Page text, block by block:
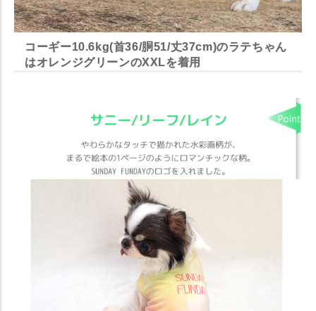
コーギー10.6kg(首36/胴51/丈37cm)のラテちゃん
はオレンジグリーンのXXLを着用